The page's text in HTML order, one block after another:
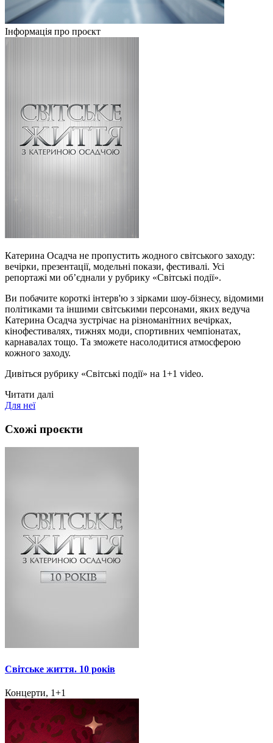
Інформація про проєкт
Катерина Осадча не пропустить жодного світського заходу:
вечірки, презентації, модельні покази, фестивалі. Усі
репортажі ми об’єднали у рубрику «Світські події».
Ви побачите короткі інтерв'ю з зірками шоу-бізнесу, відомими
політиками та іншими світськими персонами, яких ведуча
Катерина Осадча зустрічає на різноманітних вечірках,
кінофестивалях, тижнях моди, спортивних чемпіонатах,
карнавалах тощо. Та зможете насолодитися атмосферою
кожного заходу.
Дивіться рубрику «Світські події» на 1+1 video.
Читати далі
Для неї
Схожі проєкти
Світське життя. 10 років
Концерти, 1+1